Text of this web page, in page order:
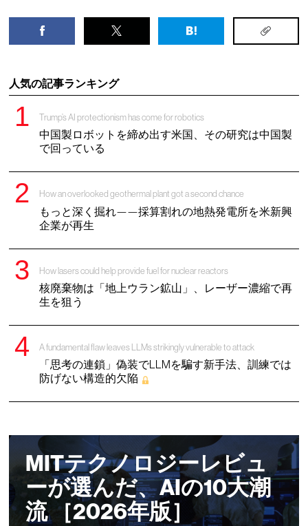
人気の記事ランキング
Trump’s AI protectionism has come for robotics
中国製ロボットを締め出す米国、その研究は中国製
で回っている
How an overlooked geothermal plant got a second chance
もっと深く掘れ——採算割れの地熱発電所を米新興
企業が再生
How lasers could help provide fuel for nuclear reactors
核廃棄物は「地上ウラン鉱山」、レーザー濃縮で再
生を狙う
A fundamental flaw leaves LLMs strikingly vulnerable to attack
「思考の連鎖」偽装でLLMを騙す新手法、訓練では
防げない構造的欠陥
MITテクノロジーレビュ
ーが選んだ、AIの10大潮
流 ［2026年版］